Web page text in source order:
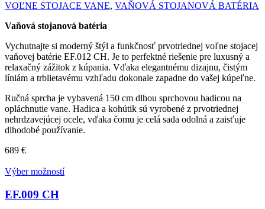
VOĽNE STOJACE VANE, VAŇOVÁ STOJANOVÁ BATÉRIA
Vaňová stojanová batéria
Vychutnajte si moderný štýl a funkčnosť prvotriednej voľne stojacej
vaňovej batérie EF.012 CH. Je to perfektné riešenie pre luxusný a
relaxačný zážitok z kúpania. Vďaka elegantnému dizajnu, čistým
líniám a trblietavému vzhľadu dokonale zapadne do vašej kúpeľne.
Ručná sprcha je vybavená 150 cm dlhou sprchovou hadicou na
opláchnutie vane. Hadica a kohútik sú vyrobené z prvotriednej
nehrdzavejúcej ocele, vďaka čomu je celá sada odolná a zaisťuje
dlhodobé používanie.
689 €
Výber možností
EF.009 CH